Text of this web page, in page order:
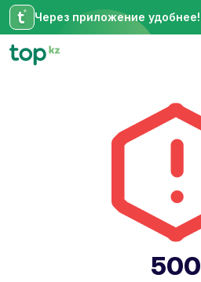
Через приложение удобнее!
500